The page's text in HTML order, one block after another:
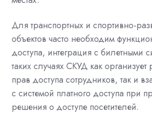
Для транспортных и спортивно-
объектов часто необходим
доступа, интеграция с билетными
таких случаях СКУД как
прав доступа сотрудников, так и
с системой платного доступа при
решения о доступе посетителей.